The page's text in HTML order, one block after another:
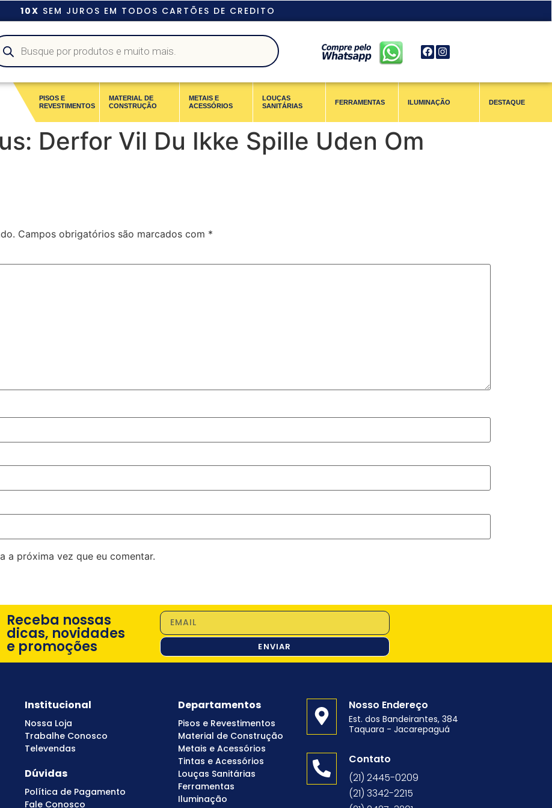
10X SEM JUROS EM TODOS CARTÕES DE CREDITO
PISOS E
REVESTIMENTOS
MATERIAL DE
CONSTRUÇÃO
METAIS E
ACESSÓRIOS
LOUÇAS
SANITÁRIAS
FERRAMENTAS ILUMINAÇÃO DESTAQUE
Derfor Vil Du Ikke Spille Uden Om
Campos obrigatórios são marcados com *
a próxima vez que eu comentar.
Receba nossas
dicas, novidades
e promoções ENVIAR
Institucional
Nossa Loja
Trabalhe Conosco
Televendas
Dúvidas
Política de Pagamento
Fale Conosco
Departamentos
Pisos e Revestimentos
Material de Construção
Metais e Acessórios
Tintas e Acessórios
Louças Sanitárias
Ferramentas
Iluminação
Nosso Endereço
Est. dos Bandeirantes, 384
Taquara - Jacarepaguá
Contato
(21) 2445-0209
(21) 3342-2215